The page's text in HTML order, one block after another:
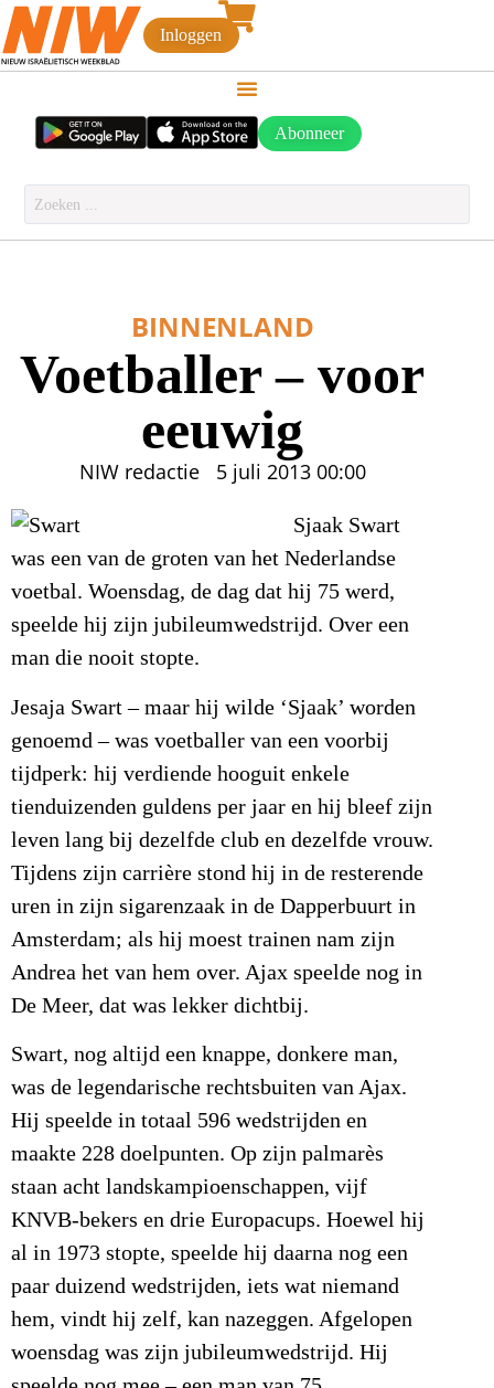
Inloggen
Abonneer
BINNENLAND
Voetballer – voor
eeuwig
NIW redactie 5 juli 2013 00:00
Sjaak Swart
was een van de groten van het Nederlandse
voetbal. Woensdag, de dag dat hij 75 werd,
speelde hij zijn jubileumwedstrijd. Over een
man die nooit stopte.
Jesaja Swart – maar hij wilde ‘Sjaak’ worden
genoemd – was voetballer van een voorbij
tijdperk: hij verdiende hooguit enkele
tienduizenden guldens per jaar en hij bleef zijn
leven lang bij dezelfde club en dezelfde vrouw.
Tijdens zijn carrière stond hij in de resterende
uren in zijn sigarenzaak in de Dapperbuurt in
Amsterdam; als hij moest trainen nam zijn
Andrea het van hem over. Ajax speelde nog in
De Meer, dat was lekker dichtbij.
Swart, nog altijd een knappe, donkere man,
was de legendarische rechtsbuiten van Ajax.
Hij speelde in totaal 596 wedstrijden en
maakte 228 doelpunten. Op zijn palmarès
staan acht landskampioenschappen, vijf
KNVB-bekers en drie Europacups. Hoewel hij
al in 1973 stopte, speelde hij daarna nog een
paar duizend wedstrijden, iets wat niemand
hem, vindt hij zelf, kan nazeggen. Afgelopen
woensdag was zijn jubileumwedstrijd. Hij